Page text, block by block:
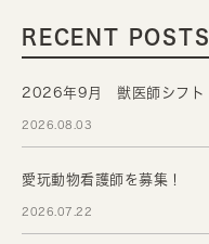
RECENT POSTS
2026年9月 獣医師シフト
2026.08.03
愛玩動物看護師を募集！
2026.07.22